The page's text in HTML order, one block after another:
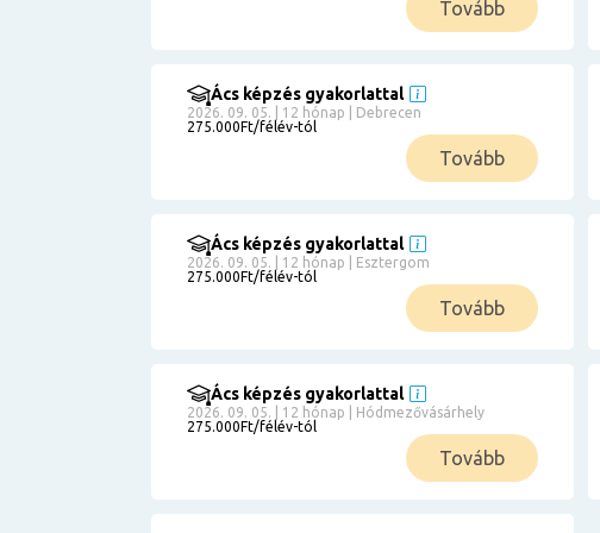
Tovább
Ács képzés gyakorlattal
2026. 09. 05. | 12 hónap | Debrecen
275.000Ft/félév-tól
Tovább
Ács képzés gyakorlattal
2026. 09. 05. | 12 hónap | Esztergom
275.000Ft/félév-tól
Tovább
Ács képzés gyakorlattal
2026. 09. 05. | 12 hónap | Hódmezővásárhely
275.000Ft/félév-tól
Tovább